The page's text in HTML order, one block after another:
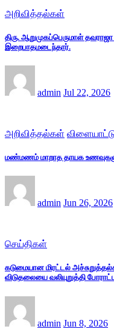
அறிவித்தல்கள்
திரு. ஆறுமுகப்பெருமாள்
இறைபாதமடைந்தார்.
admin Jul 22, 2026
அறிவித்தல்கள்
மண்மணம் மாறாத தாயக
admin Jun 26, 2026
செய்திகள்
கடுமையான மிரட்டல்
விடுதலையை வலியுறுத்தி
admin Jun 8, 2026